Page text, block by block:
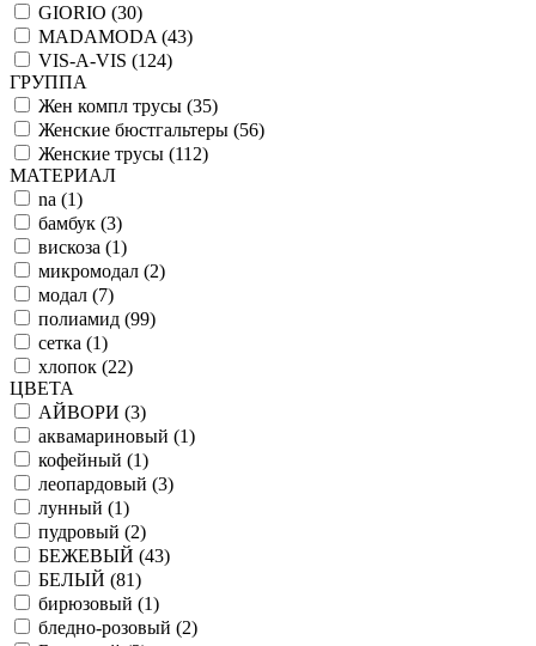
GIORIO (30)
MADAMODA (43)
VIS-A-VIS (124)
ГРУППА
Жен компл трусы (35)
Женские бюстгальтеры (56)
Женские трусы (112)
МАТЕРИАЛ
na (1)
бамбук (3)
вискоза (1)
микромодал (2)
модал (7)
полиамид (99)
сетка (1)
хлопок (22)
ЦВЕТА
АЙВОРИ (3)
аквамариновый (1)
кофейный (1)
леопардовый (3)
лунный (1)
пудровый (2)
БЕЖЕВЫЙ (43)
БЕЛЫЙ (81)
бирюзовый (1)
бледно-розовый (2)